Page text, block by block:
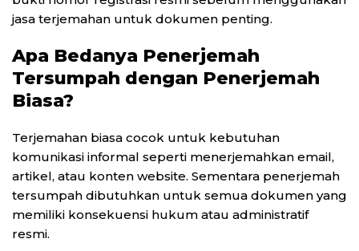
jasa terjemahan untuk dokumen penting.
Apa Bedanya Penerjemah
Tersumpah dengan Penerjemah
Biasa?
Terjemahan biasa cocok untuk kebutuhan
komunikasi informal seperti menerjemahkan email,
artikel, atau konten website. Sementara penerjemah
tersumpah dibutuhkan untuk semua dokumen yang
memiliki konsekuensi hukum atau administratif
resmi.